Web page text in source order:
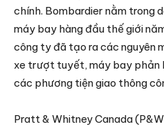
chính. Bombardier nằm trong
máy bay hàng đầu thế giới
công ty đã tạo ra các nguyên
xe trượt tuyết, máy bay phản
các phương tiện giao thông
Pratt & Whitney Canada